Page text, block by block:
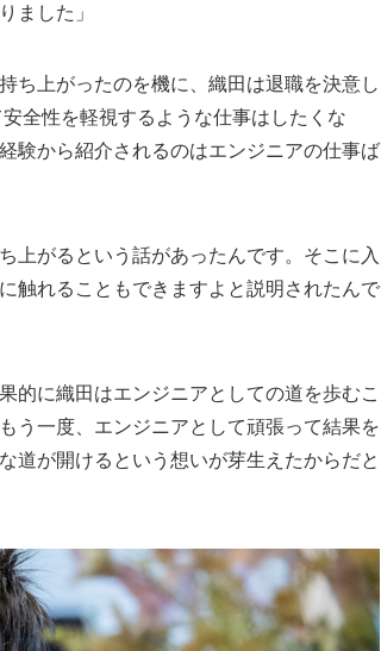
ました」
ち上がったのを機に、織田は退職を決意し
全性を軽視するような仕事はしたくな
験から紹介されるのはエンジニアの仕事ば
上がるという話があったんです。そこに入
触れることもできますよと説明されたんで
的に織田はエンジニアとしての道を歩むこ
う一度、エンジニアとして頑張って結果を
道が開けるという想いが芽生えたからだと